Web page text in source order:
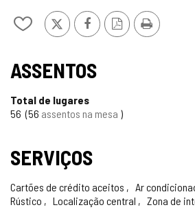
Adicionar
de
meus
x FacebookVersão
PDF
Imprimir
ASSENTOS
Total de lugares
56 56 assentos na mesa
SERVIÇOS
Cartões de crédito aceitos Ar
Rústico
Localização central Zona de